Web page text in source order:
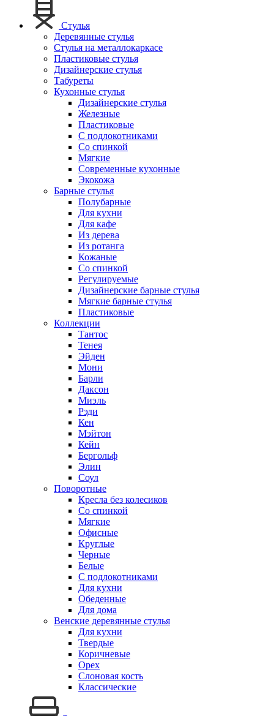
Стулья
Деревянные стулья
Стулья на металлокаркасе
Пластиковые стулья
Дизайнерские стулья
Табуреты
Кухонные стулья
Дизайнерские стулья
Железные
Пластиковые
С подлокотниками
Со спинкой
Мягкие
Современные кухонные
Экокожа
Барные стулья
Полубарные
Для кухни
Для кафе
Из дерева
Из ротанга
Кожаные
Со спинкой
Регулируемые
Дизайнерские барные стулья
Мягкие барные стулья
Пластиковые
Коллекции
Тантос
Тенея
Эйден
Мони
Барли
Даксон
Миэль
Рэди
Кен
Мэйтон
Кейн
Бергольф
Элин
Соул
Поворотные
Кресла без колесиков
Со спинкой
Мягкие
Офисные
Круглые
Черные
Белые
С подлокотниками
Для кухни
Обеденные
Для дома
Венские деревянные стулья
Для кухни
Твердые
Коричневые
Орех
Слоновая кость
Классические